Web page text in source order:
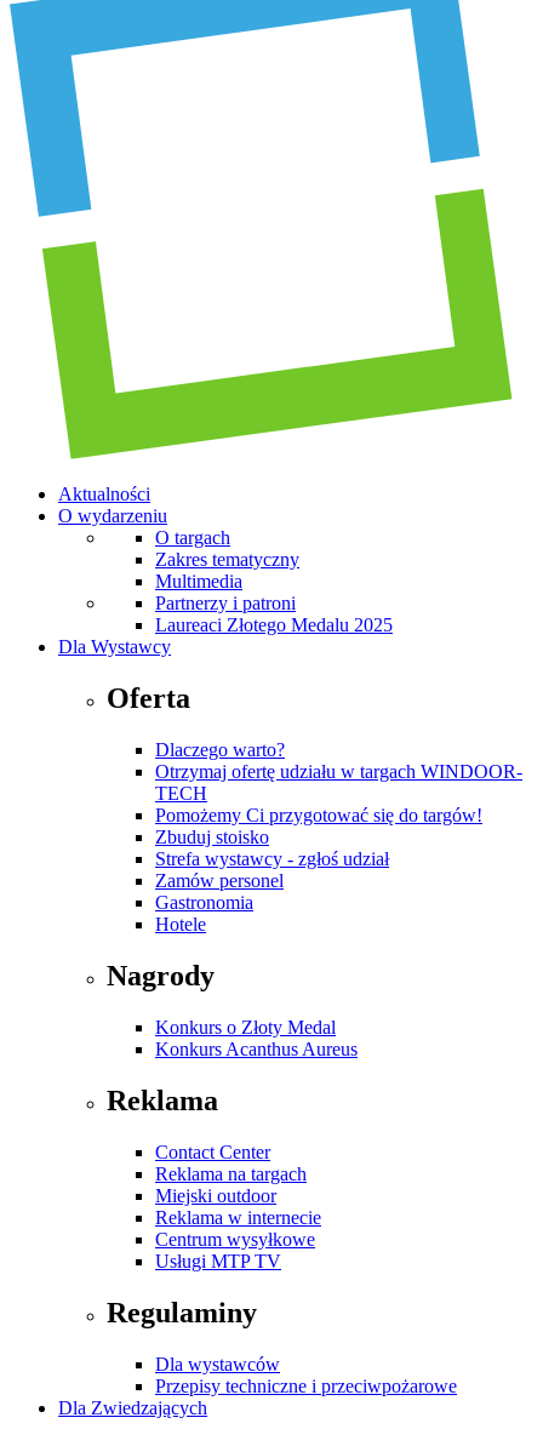
Aktualności
O wydarzeniu
O targach
Zakres tematyczny
Multimedia
Partnerzy i patroni
Laureaci Złotego Medalu 2025
Dla Wystawcy
Oferta
Dlaczego warto?
Otrzymaj ofertę udziału w targach WINDOOR-
TECH
Pomożemy Ci przygotować się do targów!
Zbuduj stoisko
Strefa wystawcy - zgłoś udział
Zamów personel
Gastronomia
Hotele
Nagrody
Konkurs o Złoty Medal
Konkurs Acanthus Aureus
Reklama
Contact Center
Reklama na targach
Miejski outdoor
Reklama w internecie
Centrum wysyłkowe
Usługi MTP TV
Regulaminy
Dla wystawców
Przepisy techniczne i przeciwpożarowe
Dla Zwiedzających